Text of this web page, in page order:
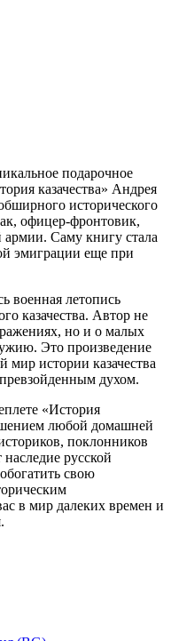
подарочное
казачества» Андрея
исторического
офицер-фронтовик,
Саму книгу стала
эмиграции еще при
военная летопись
казачества. Автор не
но и о малых
Это произведение
мир истории казачества
духом.
«История
любой домашней
поклонников
русской
свою
в мир далеких времен и